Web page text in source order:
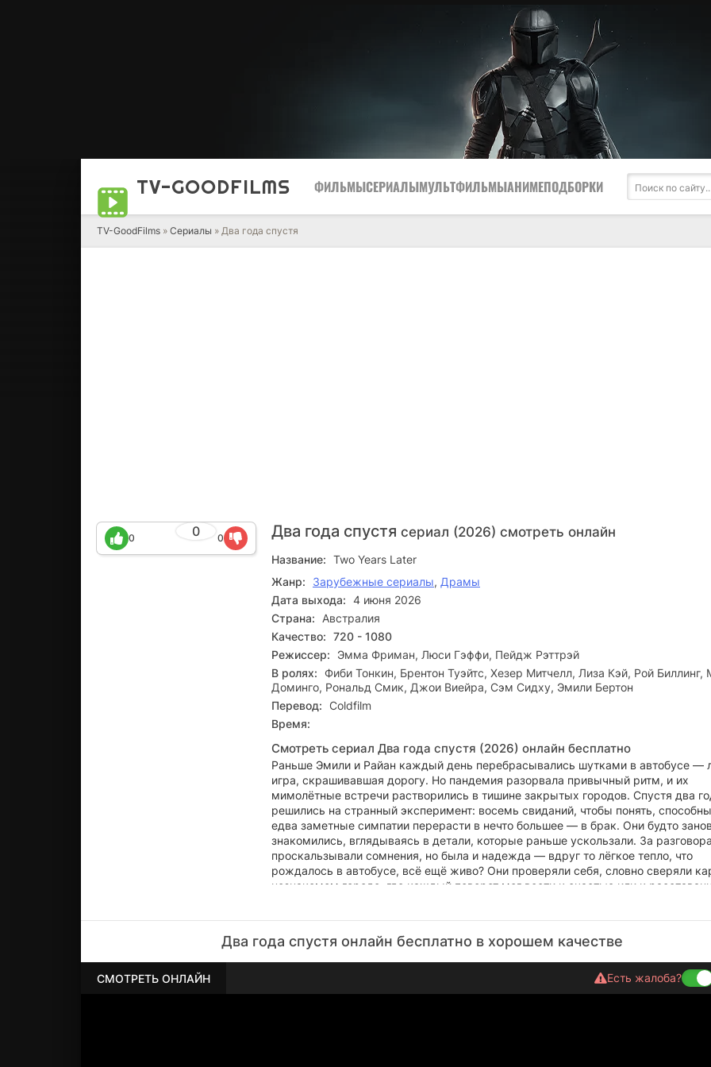
TV-GOODFILMS ФИЛЬМЫСЕРИАЛЫМУЛЬТФИЛЬМЫАНИМЕПОДБОРКИ
TV-GoodFilms » Сериалы » Два года спустя
Два года спустя сериал (2026) смотреть онлайн
0
0 0
Название: Two Years Later
Жанр:
Зарубежные сериалы, Драмы
Дата выхода: 4 июня 2026
Страна:
Австралия
Качество: 720 - 1080
Режиссер:
Эмма Фриман, Люси Гэффи, Пейдж Рэттрэй
В ролях:
Фиби Тонкин, Брентон Туэйтс, Хезер Митчелл, Лиза Кэй, Рой Биллинг,
Доминго, Рональд Смик, Джои Виейра, Сэм Сидху, Эмили Бертон
Перевод: Coldfilm
Время:
Смотреть сериал Два года спустя (2026) онлайн бесплатно
Раньше Эмили и Райан каждый день перебрасывались шутками в автобусе —
игра, скрашивавшая дорогу. Но пандемия разорвала привычный ритм, и их
мимолётные встречи растворились в тишине закрытых городов. Спустя два
решились на странный эксперимент: восемь свиданий, чтобы понять,
едва заметные симпатии перерасти в нечто большее — в брак. Они будто
знакомились, вглядываясь в детали, которые раньше ускользали. За
проскальзывали сомнения, но была и надежда — вдруг то лёгкое тепло, что
рождалось в автобусе, всё ещё живо? Они проверяли себя, словно сверяли
незнакомом городе, где каждый поворот мог вести к счастью или к
Два года спустя онлайн бесплатно в хорошем качестве
СМОТРЕТЬ ОНЛАЙН Есть жалоба?